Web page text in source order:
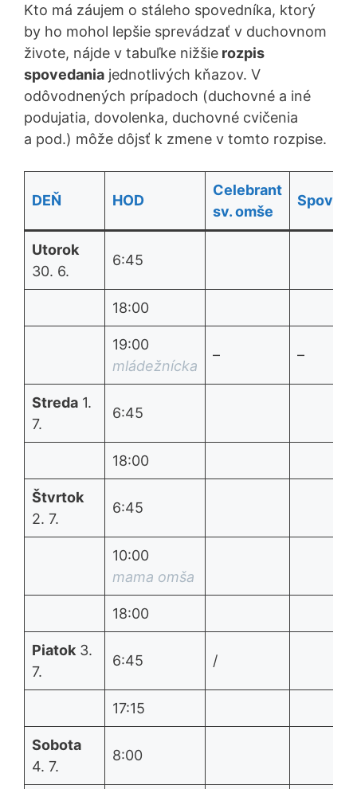
Kto má záujem o stáleho spovedníka, ktorý
by ho mohol lepšie sprevádzať v duchovnom
živote, nájde v tabuľke nižšie rozpis
spovedania jednotlivých kňazov. V
odôvodnených prípadoch (duchovné a iné
podujatia, dovolenka, duchovné cvičenia
a pod.) môže dôjsť k zmene v tomto rozpise.
DEŇ HOD
Celebrant
sv. omše
Utorok
30. 6.
6:45
18:00
19:00
mládežnícka
– –
Streda 1.
7.
6:45
18:00
Štvrtok
2. 7.
6:45
10:00
mama omša
18:00
Piatok 3.
7.
6:45 /
17:15
Sobota
4. 7.
8:00